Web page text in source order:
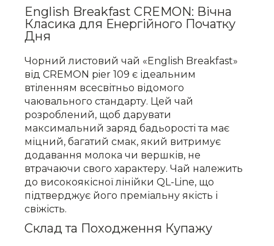
English Breakfast CREMON: Вічна
Класика для Енергійного Початку
Дня
Чорний листовий чай «English Breakfast»
від CREMON pier 109 є ідеальним
втіленням всесвітньо відомого
чаювального стандарту. Цей чай
розроблений, щоб дарувати
максимальний заряд бадьорості та має
міцний, багатий смак, який витримує
додавання молока чи вершків, не
втрачаючи свого характеру. Чай належить
до високоякісної лінійки QL-Line, що
підтверджує його преміальну якість і
свіжість.
Склад та Походження Купажу